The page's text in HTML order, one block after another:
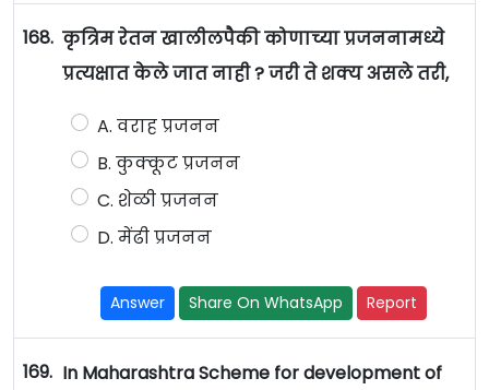
168. कृत्रिम रेतन खालीलपैकी कोणाच्या प्रजननामध्ये
प्रत्यक्षात केले जात नाही ? जरी ते शक्य असले तरी,
A. वराह प्रजनन
B. कुक्कूट प्रजनन
C. शेळी प्रजनन
D. मेंढी प्रजनन
Answer Share On WhatsApp Report
169. In Maharashtra Scheme for development of